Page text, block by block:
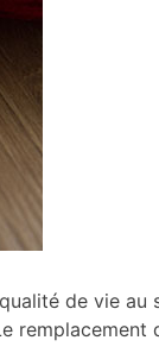
de vie